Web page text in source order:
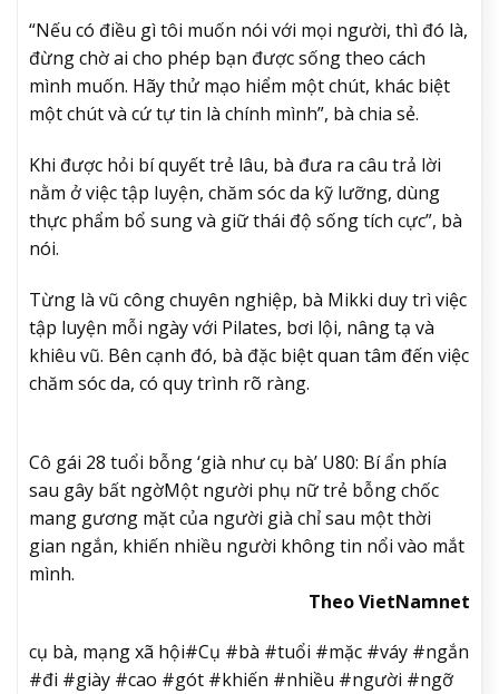
“Nếu có điều gì tôi muốn nói với mọi người, thì đó là,
đừng chờ ai cho phép bạn được sống theo cách
mình muốn. Hãy thử mạo hiểm một chút, khác biệt
một chút và cứ tự tin là chính mình”, bà chia sẻ.
Khi được hỏi bí quyết trẻ lâu, bà đưa ra câu trả lời
nằm ở việc tập luyện, chăm sóc da kỹ lưỡng, dùng
thực phẩm bổ sung và giữ thái độ sống tích cực”, bà
nói.
Từng là vũ công chuyên nghiệp, bà Mikki duy trì việc
tập luyện mỗi ngày với Pilates, bơi lội, nâng tạ và
khiêu vũ. Bên cạnh đó, bà đặc biệt quan tâm đến việc
chăm sóc da, có quy trình rõ ràng.
Cô gái 28 tuổi bỗng ‘già như cụ bà’ U80: Bí ẩn phía
sau gây bất ngờMột người phụ nữ trẻ bỗng chốc
mang gương mặt của người già chỉ sau một thời
gian ngắn, khiến nhiều người không tin nổi vào mắt
mình.
Theo VietNamnet
cụ bà, mạng xã hội#Cụ #bà #tuổi #mặc #váy #ngắn
#đi #giày #cao #gót #khiến #nhiều #người #ngỡ